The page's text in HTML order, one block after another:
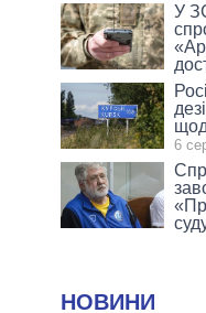
У
6
НОВИНИ